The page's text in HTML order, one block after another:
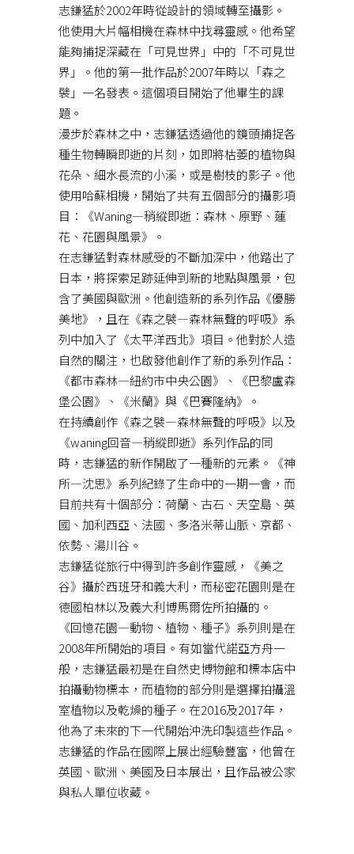
志鎌猛於2002年時從設計的領域轉至攝影。
他使用大片幅相機在森林中找尋靈感。他希望
能夠捕捉深藏在「可見世界」中的「不可見世
界」。他的第一批作品於2007年時以「森之
襞」一名發表。這個項目開始了他畢生的課
題。
漫步於森林之中，志鎌猛透過他的鏡頭捕捉各
種生物轉瞬即逝的片刻，如即將枯萎的植物與
花朵、細水長流的小溪，或是樹枝的影子。他
使用哈蘇相機，開始了共有五個部分的攝影項
目：《Waning—稍縱即逝：森林、原野、蓮
花、花園與風景》。
在志鎌猛對森林感受的不斷加深中，他踏出了
日本，將探索足跡延伸到新的地點與風景，包
含了美國與歐洲。他創造新的系列作品《優勝
美地》，且在《森之襞—森林無聲的呼吸》系
列中加入了《太平洋西北》項目。他對於人造
自然的關注，也啟發他創作了新的系列作品：
《都市森林—紐約市中央公園》、《巴黎盧森
堡公園》、《米蘭》與《巴賽隆納》。
在持續創作《森之襞—森林無聲的呼吸》以及
《waning回音—稍縱即逝》系列作品的同
時，志鎌猛的新作開啟了一種新的元素。《神
所—沈思》系列紀錄了生命中的一期一會，而
目前共有十個部分：荷蘭、古石、天空島、英
國、加利西亞、法國、多洛米蒂山脈、京都、
依勢、湯川谷。
志鎌猛從旅行中得到許多創作靈感，《美之
谷》攝於西班牙和義大利，而秘密花園則是在
德國柏林以及義大利博馬爾佐所拍攝的。
《回憶花園—動物、植物、種子》系列則是在
2008年所開始的項目。有如當代諾亞方舟一
般，志鎌猛最初是在自然史博物館和標本店中
拍攝動物標本，而植物的部分則是選擇拍攝溫
室植物以及乾燥的種子。在2016及2017年，
他為了未來的下一代開始沖洗印製這些作品。
志鎌猛的作品在國際上展出經驗豐富，他曾在
英國、歐洲、美國及日本展出，且作品被公家
與私人單位收藏。